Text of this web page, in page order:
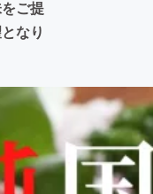
ご提
なり